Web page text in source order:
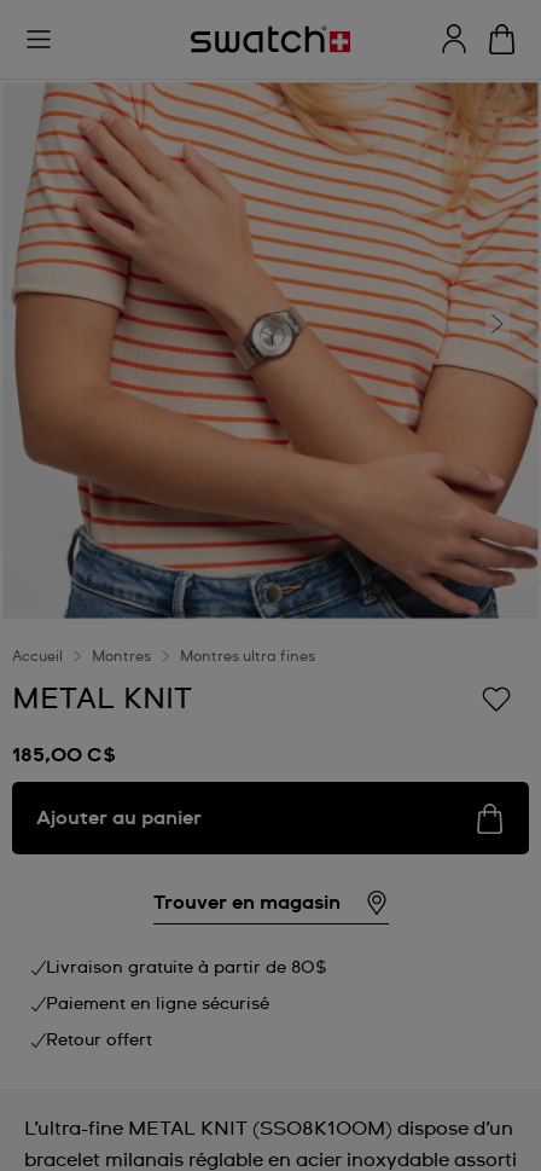
Accueil Montres Montres ultra fines
METAL KNIT
185,00 C$
Ajouter au panier
Trouver en magasin
Livraison gratuite à partir de 80$
Paiement en ligne sécurisé
Retour offert
L’ultra-fine METAL KNIT (SS08K100M) dispose d’un
bracelet milanais réglable en acier inoxydable assorti